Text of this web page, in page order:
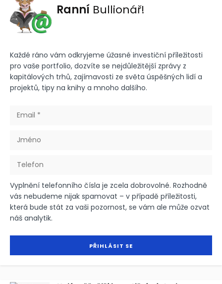
Ranní Bullionář!
Každé ráno vám odkryjeme úžasné investiční příležitosti
pro vaše portfolio, dozvíte se nejdůležitější zprávy z
kapitálových trhů, zajímavosti ze světa úspěšných lidí a
projektů, tipy na knihy a mnoho dalšího.
Vyplnění telefonního čísla je zcela dobrovolné. Rozhodně
vás nebudeme nijak spamovat – v případě příležitosti,
která bude stát za vaši pozornost, se vám ale může ozvat
náš analytik.